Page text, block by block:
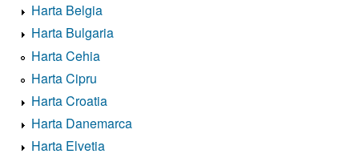
Harta Belgia
Harta Bulgaria
Harta Cehia
Harta Cipru
Harta Croatia
Harta Danemarca
Harta Elvetia